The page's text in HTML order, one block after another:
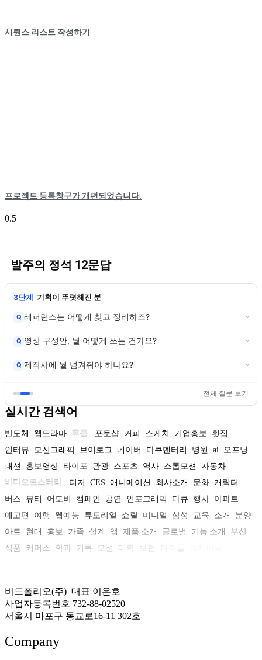
시퀀스 리스트 작성하기
프로젝트 등록창구가 개편되었습니다.
발주의 정석 12문답
3단계 기획이 뚜렷해진 분
Q 레퍼런스는 어떻게 찾고 정리하죠?
Q 영상 구성안, 뭘 어떻게 쓰는 건가요?
Q 제작사에 뭘 넘겨줘야 하나요?
전체 질문 보기
실시간 검색어
반도체 웹드라마 휴롬 포토샵 커피 스케치 기업홍보
횟집
인터뷰
모션그래픽 브이로그 네이버 다큐멘터리 병원 ai
오프닝
패션
홍보영상 타이포 관광 스포츠 역사 스톱모션
자동차
비디오로스터리
티저 CES 애니메이션 회사소개 문화 캐릭터
버스
뷰티 어도비 캠페인 공연 인포그래픽 다큐 행사 아파트
예고편
여행 웹예능 튜토리얼 쇼릴 미니멀 삼성 교육 소개
분양
아트
현대 홍보 가족 설계 앱 제품 소개 글로벌 기능 소개
부산
식품
커머스 학과 기록 모션 대학 보험
비드폴리오(주) 대표 이은호
사업자등록번호 732-88-02520
서울시 마포구 동교로16-11 302호
Company